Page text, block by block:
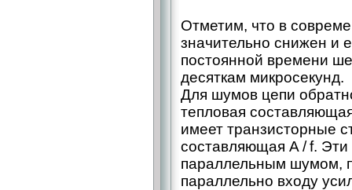
Отметим, что в
значительно снижен и
постоянной времени
десяткам микросекунд.
Для шумов цепи
тепловая
имеет транзисторные
составляющая A / f.
параллельным шумом,
параллельно входу